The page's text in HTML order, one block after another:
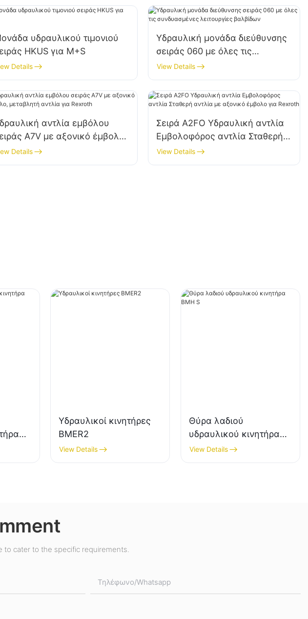
υδραυλικού τιμονιού
HKUS για M+S
Details
Υδραυλική μονάδα διεύθυνσης
σειράς 060 με όλες τις
συνδυασμένες λειτουργίες
βαλβίδων
View Details
αντλία εμβόλου
A7V με αξονικό έμβολο,
αντλία για Rexroth
Details
Σειρά A2FO Υδραυλική αντλία
Εμβολοφόρος αντλία Σταθερή
αντλία με αξονικό έμβολο για
Rexroth
View Details
Υδραυλικοί κινητήρες
BMER2
View Details
Θύρα λαδιού
υδραυλικού κινητήρα
BMH S
View Details
cater to the specific requirements.
Τηλέφωνο/whatsapp